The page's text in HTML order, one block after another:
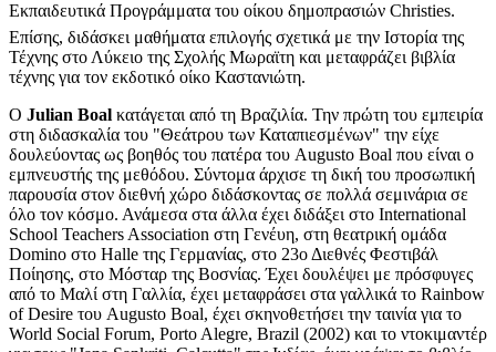
Εκπαιδευτικά Προγράμματα του οίκου δημοπρασιών Christies.
Επίσης, διδάσκει μαθήματα επιλογής σχετικά με την Ιστορία της
Τέχνης στο Λύκειο της Σχολής Μωραϊτη και μεταφράζει βιβλία
τέχνης για τον εκδοτικό οίκο Καστανιώτη.
Ο Julian Boal κατάγεται από τη Βραζιλία. Την πρώτη του εμπειρία
στη διδασκαλία του "Θεάτρου των Καταπιεσμένων" την είχε
δουλεύοντας ως βοηθός του πατέρα του Augusto Boal που είναι ο
εμπνευστής της μεθόδου. Σύντομα άρχισε τη δική του προσωπική
παρουσία στον διεθνή χώρο διδάσκοντας σε πολλά σεμινάρια σε
όλο τον κόσμο. Ανάμεσα στα άλλα έχει διδάξει στο International
School Teachers Association στη Γενέυη, στη θεατρική ομάδα
Domino στο Halle της Γερμανίας, στο 23ο Διεθνές Φεστιβάλ
Ποίησης, στο Μόσταρ της Βοσνίας. Έχει δουλέψει με πρόσφυγες
από το Μαλί στη Γαλλία, έχει μεταφράσει στα γαλλικά το Rainbow
of Desire του Augusto Boal, έχει σκηνοθετήσει την ταινία για το
World Social Forum, Porto Alegre, Brazil (2002) και το ντοκιμαντέρ